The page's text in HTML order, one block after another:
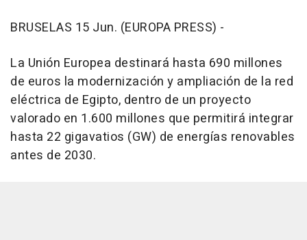
BRUSELAS 15 Jun. (EUROPA PRESS) -
La Unión Europea destinará hasta 690 millones
de euros la modernización y ampliación de la red
eléctrica de Egipto, dentro de un proyecto
valorado en 1.600 millones que permitirá integrar
hasta 22 gigavatios (GW) de energías renovables
antes de 2030.